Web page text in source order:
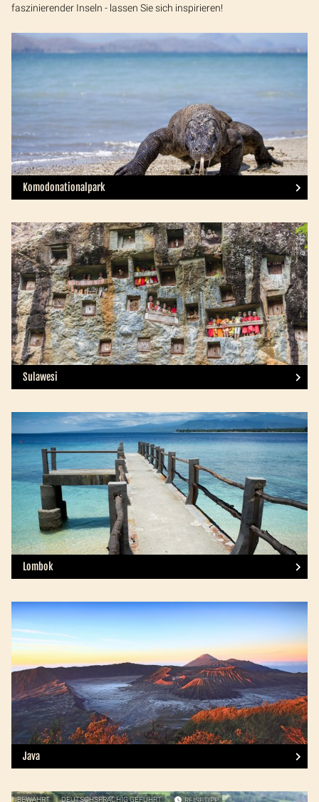
faszinierender Inseln - lassen Sie sich inspirieren!
Komodonationalpark
Sulawesi
Lombok
Java
BEWÄHRT DEUTSCHSPRACHIG GEFÜHRT REISETIPP